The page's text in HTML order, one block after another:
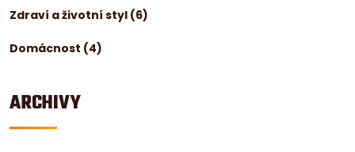
Zdraví a životní styl (6)
Domácnost (4)
ARCHIVY